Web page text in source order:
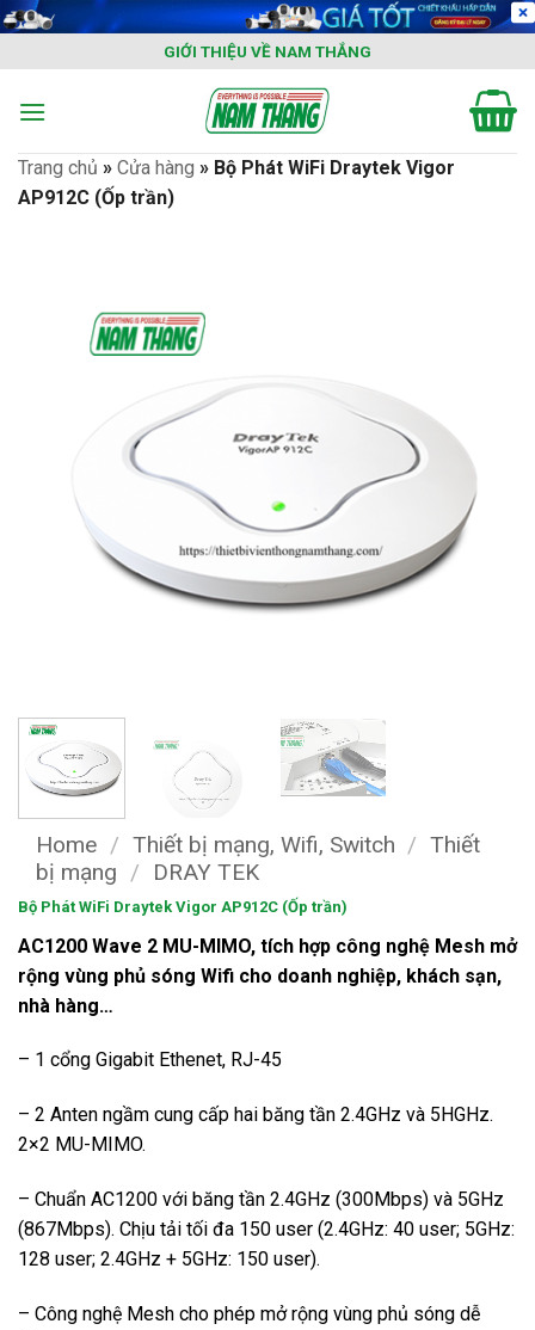
Skip
content
GIỚI THIỆU VỀ NAM THẮNG
Trang chủ » Cửa hàng » Bộ Phát WiFi Draytek Vigor
AP912C (Ốp trần)
Home / Thiết bị mạng, Wifi, Switch / Thiết
bị mạng / DRAY TEK
Bộ Phát WiFi Draytek Vigor AP912C (Ốp trần)
AC1200 Wave 2 MU-MIMO, tích hợp công nghệ Mesh mở
rộng vùng phủ sóng Wifi cho doanh nghiệp, khách sạn,
nhà hàng…
– 1 cổng Gigabit Ethenet, RJ-45
– 2 Anten ngầm cung cấp hai băng tần 2.4GHz và 5HGHz.
2×2 MU-MIMO.
– Chuẩn AC1200 với băng tần 2.4GHz (300Mbps) và 5GHz
(867Mbps). Chịu tải tối đa 150 user (2.4GHz: 40 user; 5GHz:
128 user; 2.4GHz + 5GHz: 150 user).
– Công nghệ Mesh cho phép mở rộng vùng phủ sóng dễ